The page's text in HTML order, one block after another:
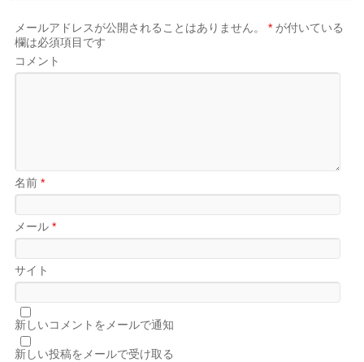
メールアドレスが公開されることはありません。 * が付いている
欄は必須項目です
コメント
名前*
メール*
サイト
新しいコメントをメールで通知
新しい投稿をメールで受け取る